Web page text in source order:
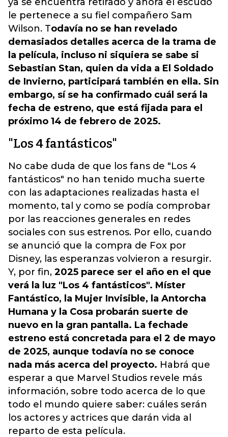
le pertenece a su fiel compañero Sam
Wilson. Todavía no se han revelado
demasiados detalles acerca de la trama de
la película, incluso ni siquiera se sabe si
Sebastian Stan, quien da vida a El Soldado
de Invierno, participará también en ella. Sin
embargo, sí se ha confirmado cuál será la
fecha de estreno, que está fijada para el
próximo 14 de febrero de 2025.
"Los 4 fantásticos"
No cabe duda de que los fans de "Los 4
fantásticos" no han tenido mucha suerte
con las adaptaciones realizadas hasta el
momento, tal y como se podía comprobar
por las reacciones generales en redes
sociales con sus estrenos. Por ello, cuando
se anunció que la compra de Fox por
Disney, las esperanzas volvieron a resurgir.
Y, por fin, 2025 parece ser el año en el que
verá la luz "Los 4 fantásticos". Míster
Fantástico, la Mujer Invisible, la Antorcha
Humana y la Cosa probarán suerte de
nuevo en la gran pantalla. La fechade
estreno está concretada para el 2 de mayo
de 2025, aunque todavía no se conoce
nada más acerca del proyecto. Habrá que
esperar a que Marvel Studios revele más
información, sobre todo acerca de lo que
todo el mundo quiere saber: cuáles serán
los actores y actrices que darán vida al
reparto de esta película.